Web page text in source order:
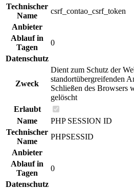
Technischer
Name
csrf_contao_csrf_token
Anbieter
Ablauf in
Tagen
0
Datenschutz
Zweck
Dient zum Schutz der
standortübergreifenden
Schließen des Browsers
gelöscht
Erlaubt
Name
PHP SESSION ID
Technischer
Name
PHPSESSID
Anbieter
Ablauf in
Tagen
0
Datenschutz